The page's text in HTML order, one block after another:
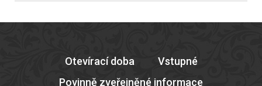
Otevírací doba
Vstupné
Povinně zveřejněné informace